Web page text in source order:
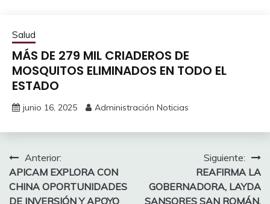
Salud
MÁS DE 279 MIL CRIADEROS DE
MOSQUITOS ELIMINADOS EN TODO EL
ESTADO
junio 16, 2025 Administración Noticias
Navegación
de
Anterior:
APICAM EXPLORA CON
CHINA OPORTUNIDADES
DE INVERSIÓN Y APOYO
Siguiente:
REAFIRMA LA
GOBERNADORA, LAYDA
SANSORES SAN ROMÁN,